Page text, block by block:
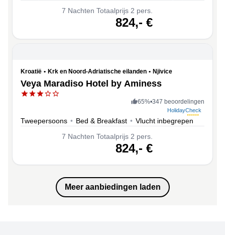
7 Nachten Totaalprijs 2 pers.
824,- €
Kroatië • Krk en Noord-Adriatische eilanden • Njivice
Veya Maradiso Hotel by Aminess
65%•347 beoordelingen
HolidayCheck
Tweepersoons • Bed & Breakfast • Vlucht inbegrepen
7 Nachten Totaalprijs 2 pers.
824,- €
Meer aanbiedingen laden